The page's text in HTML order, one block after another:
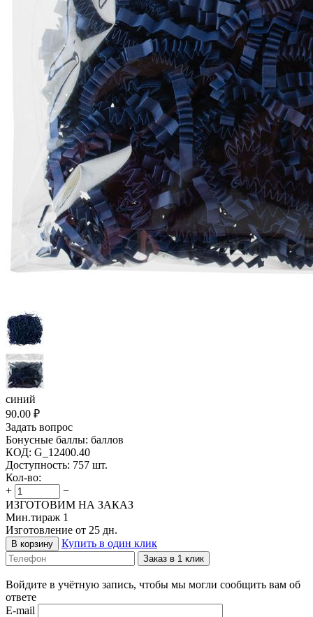
синий
90.00 ₽
Задать вопрос
Бонусные баллы: баллов
КОД: G_12400.40
Доступность: 757 шт.
Кол-во:
+
−
ИЗГОТОВИМ НА ЗАКАЗ
Мин.тираж 1
Изготовление от 25 дн.
В корзину Купить в один клик
Заказ в 1 клик
Войдите в учётную запись, чтобы мы могли сообщить вам об
ответе
E-mail